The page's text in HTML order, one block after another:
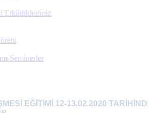
Etkinliklerimiz
Seminerler
EĞİTİMİ 12-13.02.2020